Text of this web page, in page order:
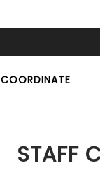
COORDINATE
STAFF